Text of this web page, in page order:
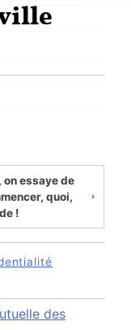
on essaye de
quoi,
!
des